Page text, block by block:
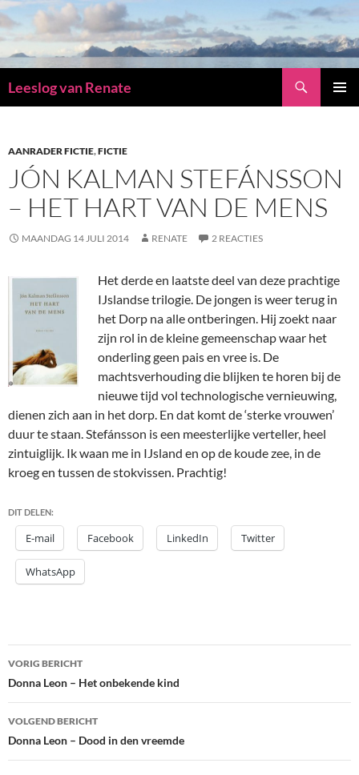
Leeslog van Renate
INHOUD
AANRADER FICTIE,FICTIE
JÓN KALMAN STEFÁNSSON
– HET HART VAN DE MENS
MAANDAG 14 JULI 2014 RENATE 2 REACTIES
Het derde en laatste deel van deze prachtige
IJslandse trilogie. De jongen is weer terug in
het Dorp na alle ontberingen. Hij zoekt naar
zijn rol in de kleine gemeenschap waar het
onderling geen pais en vree is. De
machtsverhouding die blijken te horen bij de
nieuwe tijd vol technologische vernieuwing,
dienen zich aan in het dorp. En dat komt de ‘sterke vrouwen’
duur te staan. Stefánsson is een meesterlijke verteller, heel
zintuiglijk. Ik waan me in IJsland en op de koude zee, in de
kroeg en tussen de stokvissen. Prachtig!
DIT DELEN:
E-mail Facebook LinkedIn Twitter
WhatsApp
Bericht
navigatie
VORIG BERICHT
Donna Leon – Het onbekende kind
VOLGEND BERICHT
Donna Leon – Dood in den vreemde